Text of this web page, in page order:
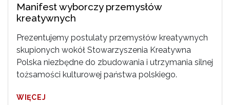
Manifest wyborczy przemysłów
kreatywnych
Prezentujemy postulaty przemysłów kreatywnych
skupionych wokół Stowarzyszenia Kreatywna
Polska niezbędne do zbudowania i utrzymania silnej
tożsamości kulturowej państwa polskiego.
WIĘCEJ